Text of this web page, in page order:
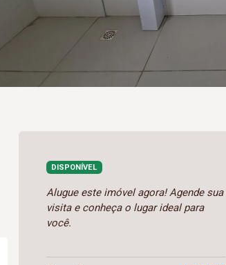
DISPONÍVEL
Alugue este imóvel agora! Agende sua
visita e conheça o lugar ideal para
você.